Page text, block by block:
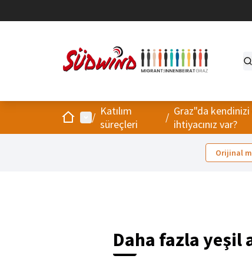
Ev Ana menü
/ Katılım
süreçleri
/ Graz"da
ihtiyacınız var?
Orijinal
Daha fazla yeşil